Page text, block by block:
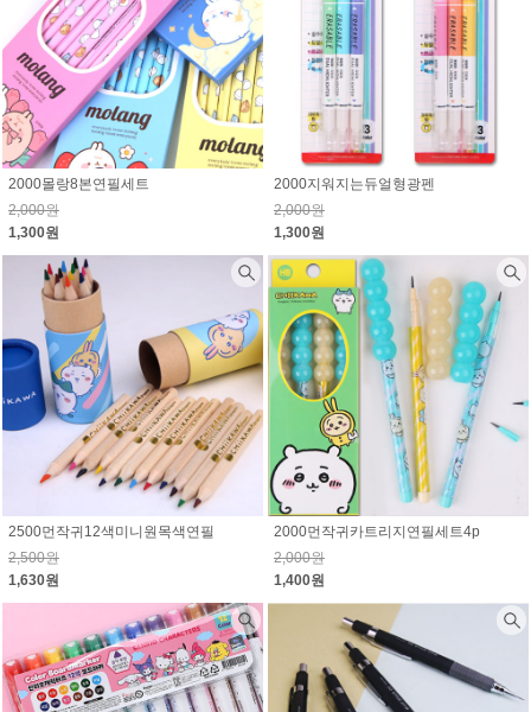
2000몰랑8본연필세트
2,000원
1,300원
2000지워지는듀얼형광펜
2,000원
1,300원
2500먼작귀12색미니원목색연필
2,500원
1,630원
2000먼작귀카트리지연필세트4p
2,000원
1,400원